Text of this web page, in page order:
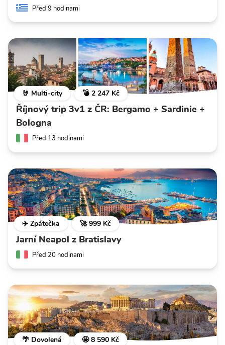
Před 9 hodinami
🤘 Multi-city 💣 2 247 Kč
Říjnový trip 3v1 z ČR: Bergamo + Sardinie +
Bologna
Před 13 hodinami
✈️ Zpátečka 🚀 999 Kč
Jarní Neapol z Bratislavy
Před 20 hodinami
🌴 Dovolená 🤩 8 590 Kč